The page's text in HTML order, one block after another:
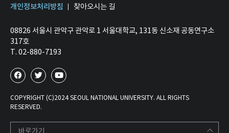
개인정보처리방침 찾아오시는 길
08826 서울시 관악구 관악로 1 서울대학교, 131동 신소재 공동연구소
317호
T. 02-880-7193
COPYRIGHT (C)2024 SEOUL NATIONAL UNIVERSITY. ALL RIGHTS
RESERVED.
바로가기